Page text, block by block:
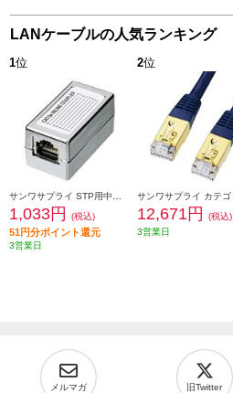
LANケーブルの人気ランキング
1位
1,033円 (税込)
51円分ポイント還元
3営業日
2位
12,671円
(税込)
3営業日
メルマガ 旧Twitter